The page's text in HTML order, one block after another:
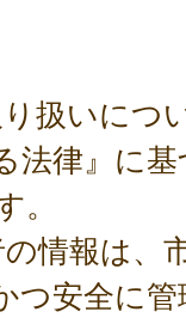
扱いにつ
法律』に
情報は、
つ安全に